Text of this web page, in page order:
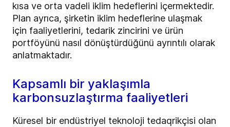
kısa ve orta vadeli iklim hedeflerini içermektedir.
Plan ayrıca, şirketin iklim hedeflerine ulaşmak
için faaliyetlerini, tedarik zincirini ve ürün
portföyünü nasıl dönüştürdüğünü ayrıntılı olarak
anlatmaktadır.
Kapsamlı bir yaklaşımla
karbonsuzlaştırma faaliyetleri
Küresel bir endüstriyel teknoloji tedaqrikçisi olan